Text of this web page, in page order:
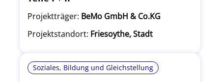
Projektträger: BeMo GmbH & Co.KG
Projektstandort: Friesoythe, Stadt
Soziales, Bildung und Gleichstellung